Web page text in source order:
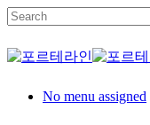
Skip
to
main
content
Close
Menu
No menu assigned